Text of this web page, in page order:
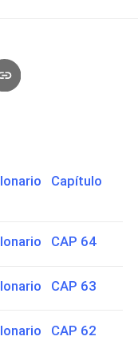
Capítulo
CAP 64
CAP 63
CAP 62